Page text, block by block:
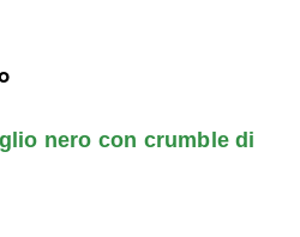
nero con crumble di